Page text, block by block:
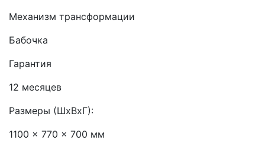
Механизм трансформации
Бабочка
Гарантия
12 месяцев
Размеры (ШхВхГ):
1100 x 770 x 700 мм